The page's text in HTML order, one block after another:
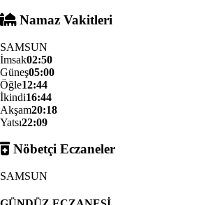
Namaz Vakitleri
SAMSUN
İmsak02:50
Güneş05:00
Öğle12:44
İkindi16:44
Akşam20:18
Yatsı22:09
Nöbetçi Eczaneler
SAMSUN